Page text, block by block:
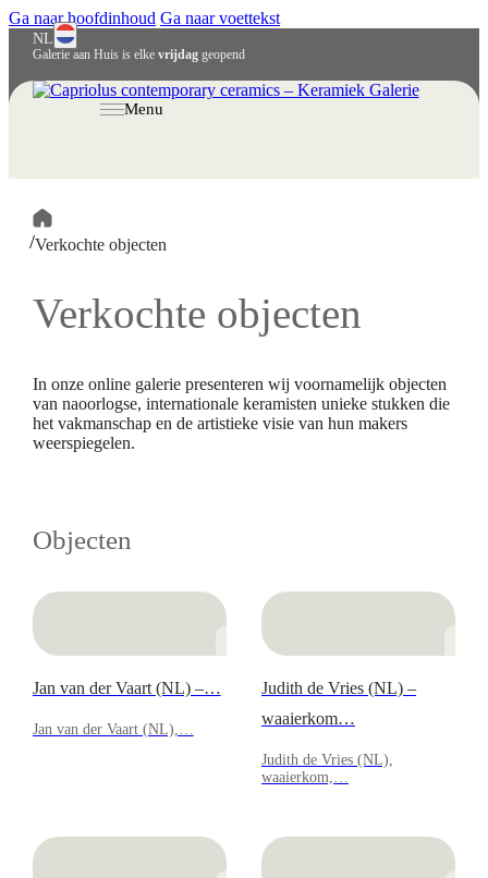
Ga naar hoofdinhoud Ga naar voettekst
Galerie aan Huis is elke vrijdaggeopend
NL
Deutsch
Menu
/Verkochte objecten
Verkochte objecten
In onze online galerie presenteren wij voornamelijk objecten
van naoorlogse, internationale keramisten unieke stukken die
het vakmanschap en de artistieke visie van hun makers
weerspiegelen.
Objecten
Jan van der Vaart (NL) –…
Jan van der Vaart (NL),…
Judith de Vries (NL) –
waaierkom…
Judith de Vries (NL),
waaierkom,…